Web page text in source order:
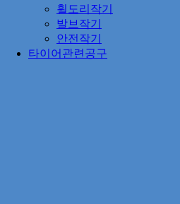
휠도리작기
발브작기
안전작기
타이어관련공구